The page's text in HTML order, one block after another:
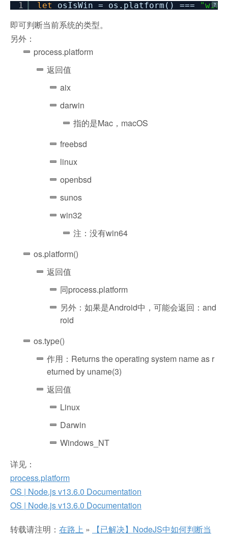
?
1 let osIsWin = os.platform() ===
即可判断当前系统的类型。
另外：
process.platform
返回值
aix
darwin
指的是Mac，macOS
freebsd
linux
openbsd
sunos
win32
注：没有win64
os.platform()
返回值
同process.platform
另外：如果是Android中，可能会返回：and
roid
os.type()
作用：Returns the operating system name as r
eturned by uname(3)
返回值
Linux
Darwin
Windows_NT
详见：
process.platform
OS | Node.js v13.6.0 Documentation
OS | Node.js v13.6.0 Documentation
转载请注明： 在路上 »
【已解决】NodeJS中如何判断当